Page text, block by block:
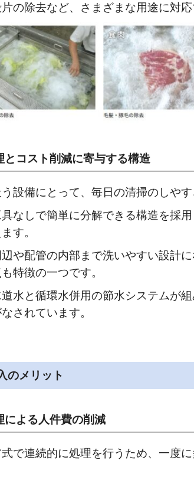
の除去など、さまざまな用途に対応
とコスト削減に寄与する構造
設備にとって、毎日の清掃のしやす
なしで簡単に分解できる構造を採
す。
辺や配管の内部まで洗いやすい設計
特徴の一つです。
水と循環水併用の節水システムが
されています。
のメリット
による人件費の削減
式で連続的に処理を行うため、一度